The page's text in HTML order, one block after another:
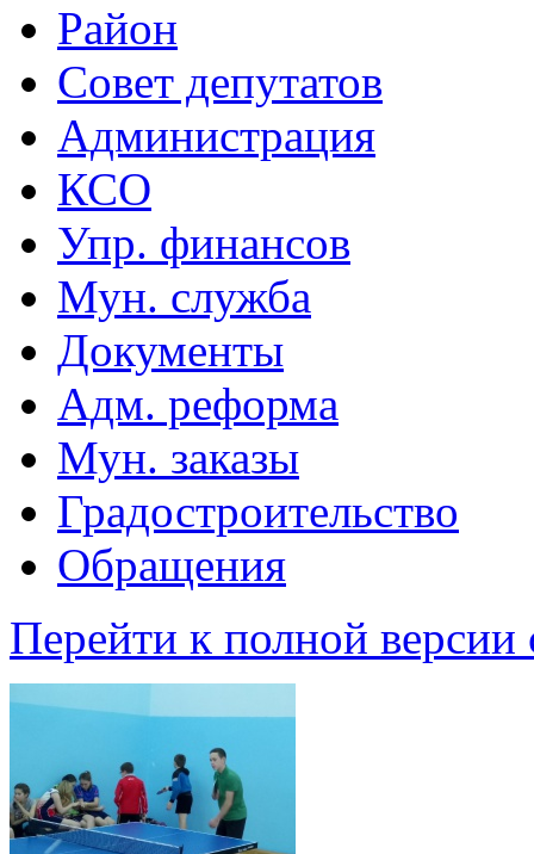
Район
Совет депутатов
Администрация
КСО
Упр. финансов
Мун. служба
Документы
Адм. реформа
Мун. заказы
Градостроительство
Обращения
Перейти к полной версии